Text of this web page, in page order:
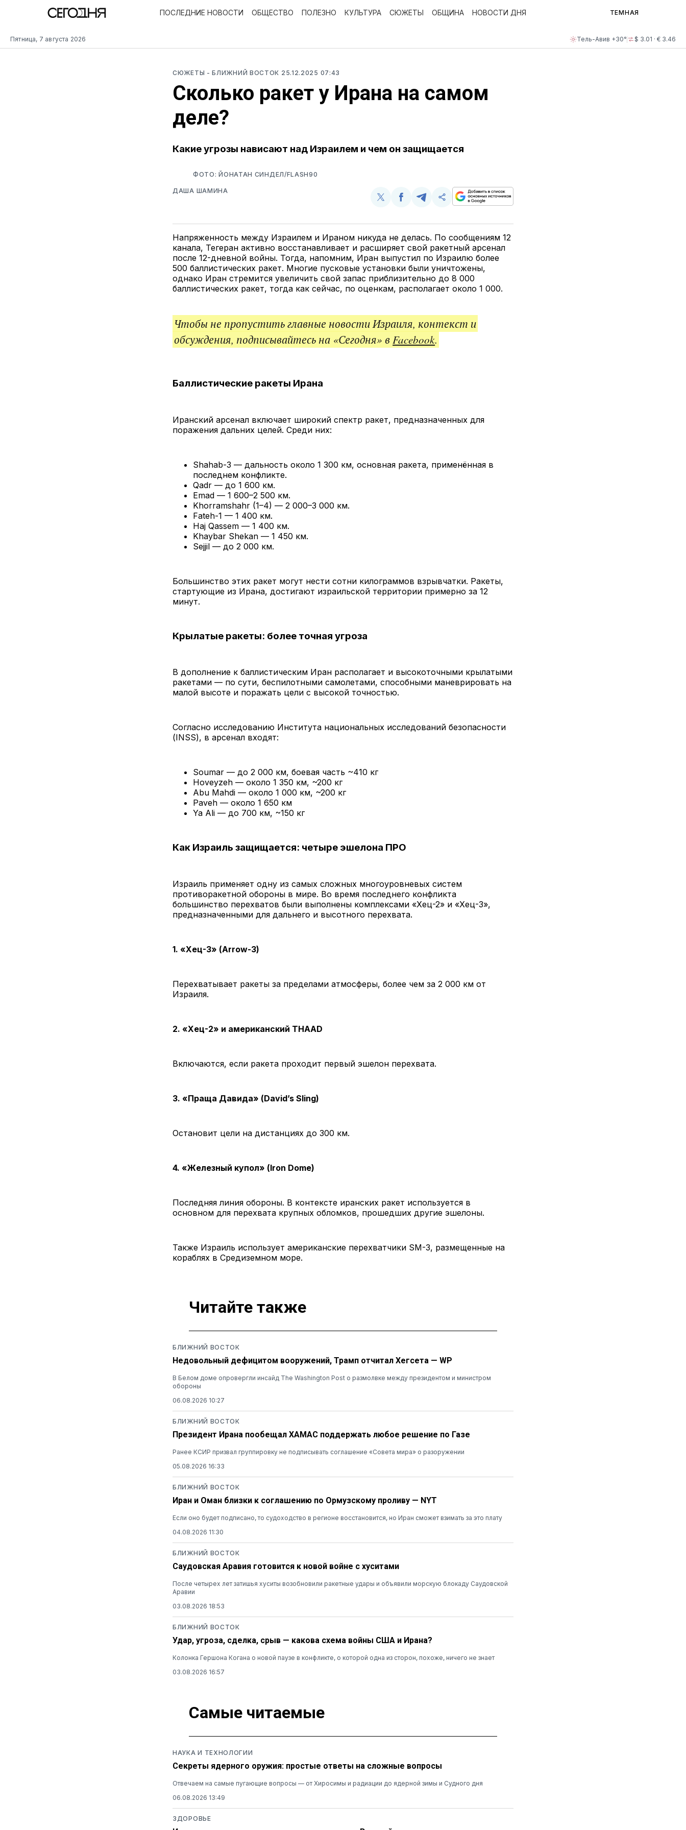
Пятница, 7 августа 2026 Тель-Авив +30° $ 3.01 · € 3.46
ПОСЛЕДНИЕ НОВОСТИ ОБЩЕСТВО ПОЛЕЗНО КУЛЬТУРА СЮЖЕТЫ ОБЩИНА НОВОСТИ ДНЯ ТЕМНАЯ
СЮЖЕТЫ - БЛИЖНИЙ ВОСТОК 25.12.2025 07:43
Сколько ракет у Ирана на самом
деле?
Какие угрозы нависают над Израилем и чем он защищается
ФОТО: ЙОНАТАН СИНДЕЛ/FLASH90
ДАША ШАМИНА
Поделиться
Twitter
Поделиться
Facebook
Поделиться
Telegram
Скопируйте
поделитесь
ссылкой
Напряженность между Израилем и Ираном никуда не делась. По сообщениям 12
канала, Тегеран активно восстанавливает и расширяет свой ракетный арсенал
после 12-дневной войны. Тогда, напомним, Иран выпустил по Израилю более
500 баллистических ракет. Многие пусковые установки были уничтожены,
однако Иран стремится увеличить свой запас приблизительно до 8 000
баллистических ракет, тогда как сейчас, по оценкам, располагает около 1 000.
Чтобы не пропустить главные новости Израиля, контекст и
обсуждения, подписывайтесь на «Сегодня» вFacebook.
Баллистические ракеты Ирана
Иранский арсенал включает широкий спектр ракет, предназначенных для
поражения дальних целей. Среди них:
Shahab-3 — дальность около 1 300 км, основная ракета, применённая в
последнем конфликте.
Qadr — до 1 600 км.
Emad — 1 600–2 500 км.
Khorramshahr (1–4) — 2 000–3 000 км.
Fateh-1 — 1 400 км.
Haj Qassem — 1 400 км.
Khaybar Shekan — 1 450 км.
Sejjil — до 2 000 км.
Большинство этих ракет могут нести сотни килограммов взрывчатки. Ракеты,
стартующие из Ирана, достигают израильской территории примерно за 12
минут.
Крылатые ракеты: более точная угроза
В дополнение к баллистическим Иран располагает и высокоточными крылатыми
ракетами — по сути, беспилотными самолетами, способными маневрировать на
малой высоте и поражать цели с высокой точностью.
Согласно исследованию Института национальных исследований безопасности
(INSS), в арсенал входят:
Soumar — до 2 000 км, боевая часть ~410 кг
Hoveyzeh — около 1 350 км, ~200 кг
Abu Mahdi — около 1 000 км, ~200 кг
Paveh — около 1 650 км
Ya Ali — до 700 км, ~150 кг
Как Израиль защищается: четыре эшелона ПРО
Израиль применяет одну из самых сложных многоуровневых систем
противоракетной обороны в мире. Во время последнего конфликта
большинство перехватов были выполнены комплексами «Хец-2» и «Хец-3»,
предназначенными для дальнего и высотного перехвата.
1. «Хец-3» (Arrow-3)
Перехватывает ракеты за пределами атмосферы, более чем за 2 000 км от
Израиля.
2. «Хец-2» и американский THAAD
Включаются, если ракета проходит первый эшелон перехвата.
3. «Праща Давида» (David’s Sling)
Остановит цели на дистанциях до 300 км.
4. «Железный купол» (Iron Dome)
Последняя линия обороны. В контексте иранских ракет используется в
основном для перехвата крупных обломков, прошедших другие эшелоны.
Также Израиль использует американские перехватчики SM-3, размещенные на
кораблях в Средиземном море.
Читайте также
БЛИЖНИЙ ВОСТОК
Недовольный дефицитом вооружений, Трамп отчитал Хегсета — WP
В Белом доме опровергли инсайд The Washington Post о размолвке между президентом и министром
обороны
06.08.2026 10:27
БЛИЖНИЙ ВОСТОК
Президент Ирана пообещал ХАМАС поддержать любое решение по Газе
Ранее КСИР призвал группировку не подписывать соглашение «Совета мира» о разоружении
05.08.2026 16:33
БЛИЖНИЙ ВОСТОК
Иран и Оман близки к соглашению по Ормузскому проливу — NYT
Если оно будет подписано, то судоходство в регионе восстановится, но Иран сможет взимать за это плату
04.08.2026 11:30
БЛИЖНИЙ ВОСТОК
Саудовская Аравия готовится к новой войне с хуситами
После четырех лет затишья хуситы возобновили ракетные удары и объявили морскую блокаду Саудовской
Аравии
03.08.2026 18:53
БЛИЖНИЙ ВОСТОК
Удар, угроза, сделка, срыв — какова схема войны США и Ирана?
Колонка Гершона Когана о новой паузе в конфликте, о которой одна из сторон, похоже, ничего не знает
03.08.2026 16:57
Самые читаемые
НАУКА И ТЕХНОЛОГИИ
Секреты ядерного оружия: простые ответы на сложные вопросы
Отвечаем на самые пугающие вопросы — от Хиросимы и радиации до ядерной зимы и Судного дня
06.08.2026 13:49
ЗДОРОВЬЕ